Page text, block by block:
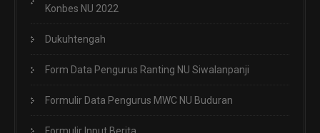
Konbes NU 2022
Dukuhtengah
Form Data Pengurus Ranting NU Siwalanpanji
Formulir Data Pengurus MWC NU Buduran
Formulir Input Berita